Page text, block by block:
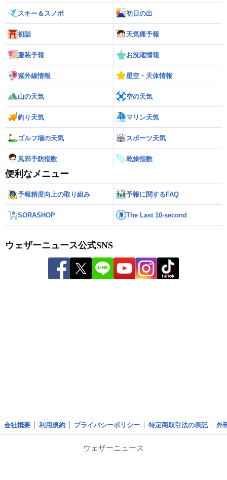
スキー＆スノボ 初日の出
初詣 天気痛予報
服装予報 お洗濯情報
紫外線情報 星空・天体情報
山の天気 空の天気
釣り天気 マリン天気
ゴルフ場の天気 スポーツ天気
風邪予防指数 乾燥指数
便利なメニュー
予報精度向上の取り組み 予報に関するFAQ
SORASHOP The Last 10-second
ウェザーニュース公式SNS
会社概要 利用規約 プライバシーポリシー 特定商取引法の表記 外
ウェザーニュース